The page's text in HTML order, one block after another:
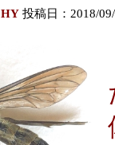
HY投稿日：2018/